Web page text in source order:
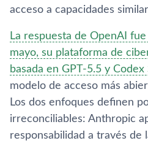
acceso a capacidades
La respuesta de OpenAI
mayo, su plataforma de
basada en GPT-5.5 y
modelo de acceso más
Los dos enfoques definen
irreconciliables: Anthropic
responsabilidad a través de